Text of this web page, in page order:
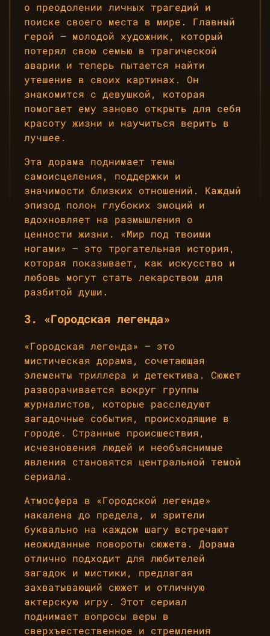
о преодолении личных трагедий и
поиске своего места в мире. Главный
герой — молодой художник, который
потерял свою семью в трагической
аварии и теперь пытается найти
утешение в своих картинах. Он
знакомится с девушкой, которая
помогает ему заново открыть для себя
красоту жизни и научиться верить в
лучшее.
Эта дорама поднимает темы
самоисцеления, поддержки и
значимости близких отношений. Каждый
эпизод полон глубоких эмоций и
вдохновляет на размышления о
ценности жизни. «Мир под твоими
ногами» — это трогательная история,
которая показывает, как искусство и
любовь могут стать лекарством для
разбитой души.
3. «Городская легенда»
«Городская легенда» — это
мистическая дорама, сочетающая
элементы триллера и детектива. Сюжет
разворачивается вокруг группы
журналистов, которые расследуют
загадочные события, происходящие в
городе. Странные происшествия,
исчезновения людей и необъяснимые
явления становятся центральной темой
сериала.
Атмосфера в «Городской легенде»
накалена до предела, и зрители
буквально на каждом шагу встречают
неожиданные повороты сюжета. Дорама
отлично подходит для любителей
загадок и мистики, предлагая
захватывающий сюжет и отличную
актерскую игру. Этот сериал
поднимает вопросы веры в
сверхъестественное и стремления